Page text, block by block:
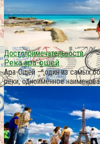
Достопримечательности
Река ара-ошей
Ара-Ошей — один из самых
реки, одноименное